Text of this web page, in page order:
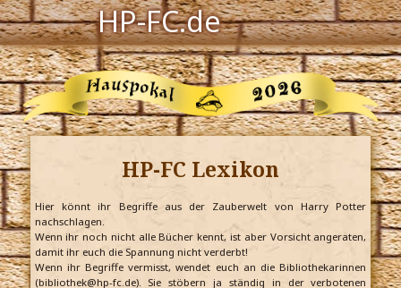
HP-FC.de
Navigation
Harry Potter
Der HP-FC
Hogwarts
Zauberwelt
Willkommen
HP-FC Lexikon
Hier könnt ihr Begriffe aus der Zauberwelt von Harry Potter
nachschlagen.
Wenn ihr noch nicht alle Bücher kennt, ist aber Vorsicht angeraten,
damit ihr euch die Spannung nicht verderbt!
Wenn ihr Begriffe vermisst, wendet euch an die Bibliothekarinnen
(bibliothek@hp-fc.de). Sie stöbern ja ständig in der verbotenen